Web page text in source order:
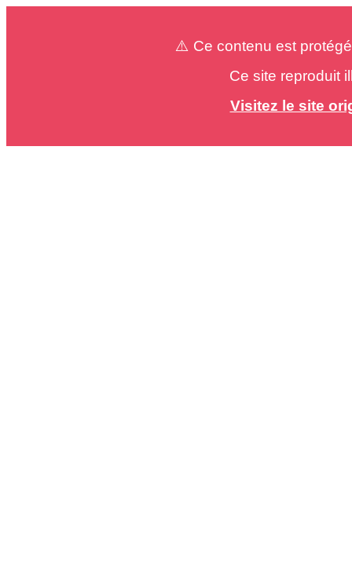
⚠️ Ce contenu est
Ce site reproduit
Visitez le site